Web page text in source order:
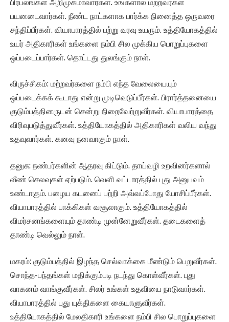
பிரபலங்கள் அறிமுகமாவார்கள். உங்களால் மற்றவர்கள்
பயனடைவார்கள். நீண்ட நாட்களாக பார்க்க நினைத்த ஒருவரை
சந்திப்பீர்கள். வியாபாரத்தில் பற்று வரவு உயரும். உத்தியோகத்தில்
உயர் அதிகாரிகள் உங்களை நம்பி சில முக்கிய பொறுப்புகளை
ஒப்படைப்பார்கள். தொட்டது துலங்கும் நாள்.
விருச்சிகம்: மற்றவர்களை நம்பி எந்த வேலையையும்
ஒப்படைக்கக் கூடாது என்று முடிவெடுப்பீர்கள். பிரார்த்தனையை
குடும்பத்தினருடன் சென்று நிறைவேற்றுவீர்கள். வியாபாரத்தை
விரிவுபடுத்துவீர்கள். உத்தியோகத்தில் அதிகாரிகள் வலிய வந்து
உதவுவார்கள். கனவு நனவாகும் நாள்.
தனுசு: நண்பர்களின் ஆதரவு கிட்டும். தாய்வழி உறவினர்களால்
வீண் செலவுகள் ஏற்படும். வெளி வட்டாரத்தில் புது அனுபவம்
உண்டாகும். பழைய கடனைப் பற்றி அவ்வப்போது யோசிப்பீர்கள்.
வியாபாரத்தில் பாக்கிகள் வசூலாகும். உத்தியோகத்தில்
விமர்சனங்களையும் தாண்டி முன்னேறுவீர்கள். தடைகளைத்
தாண்டி வெல்லும் நாள்.
மகரம்: குடும்பத்தில் இழந்த செல்வாக்கை மீண்டும் பெறுவீர்கள்.
சொந்த-பந்தங்கள் மதிக்கும்படி நடந்து கொள்வீர்கள். புது
வாகனம் வாங்குவீர்கள். சிலர் உங்கள் உதவியை நாடுவார்கள்.
வியாபாரத்தில் புது யுக்திகளை கையாளுவீர்கள்.
உத்தியோகத்தில் மேலதிகாரி உங்களை நம்பி சில பொறுப்புகளை